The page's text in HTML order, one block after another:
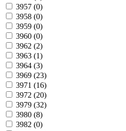
3957 (0)
3958 (0)
3959 (0)
3960 (0)
3962 (2)
3963 (1)
3964 (3)
3969 (23)
3971 (16)
3972 (20)
3979 (32)
3980 (8)
3982 (0)